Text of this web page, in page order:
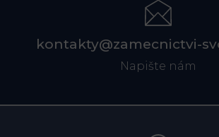
kontakty@zamecnictvi-
Napište nám